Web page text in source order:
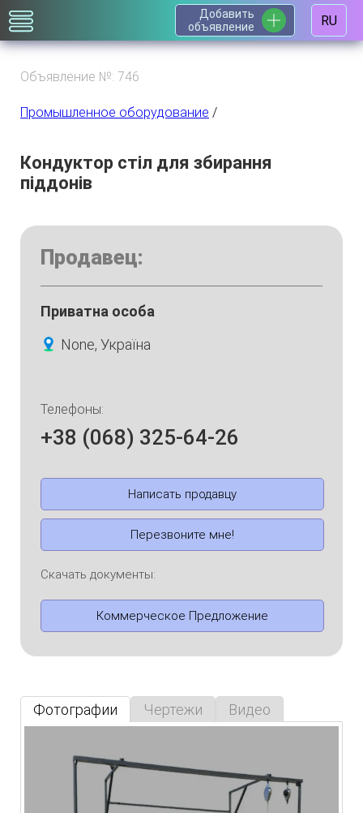
Добавить
объявление
RU
Объявление №: 746
Промышленное оборудование /
Кондуктор стіл для збирання
піддонів
Продавец:
Приватна особа
None, Україна
Телефоны:
+38 (068) 325-64-26
Написать продавцу
Перезвоните мне!
Скачать документы:
Коммерческое Предложение
Фотографии Чертежи Видео